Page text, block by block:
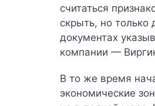
считаться
скрыть, но только
документах
компании —
В то же время
экономические